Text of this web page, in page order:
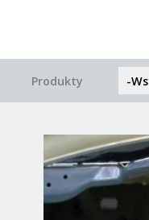
Produkty